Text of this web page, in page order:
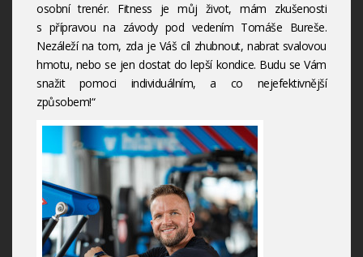
osobní trenér. Fitness je můj život, mám zkušenosti
s přípravou na závody pod vedením Tomáše Bureše.
Nezáleží na tom, zda je Váš cíl zhubnout, nabrat svalovou
hmotu, nebo se jen dostat do lepší kondice. Budu se Vám
snažit pomoci individuálním, a co nejefektivnější
způsobem!“